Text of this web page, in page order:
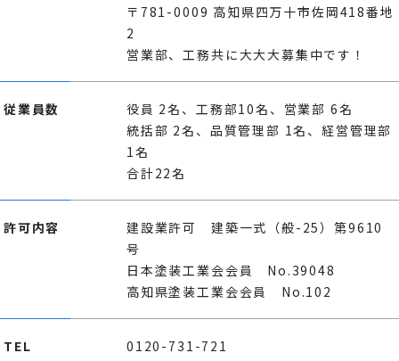
〒781-0009 高知県四万十市佐岡418番地
2
営業部、工務共に大大大募集中です！
従業員数
役員 2名、工務部10名、営業部 6名
統括部 2名、品質管理部 1名、経営管理部
1名
合計22名
許可内容
建設業許可 建築一式（般-25）第9610
号
日本塗装工業会会員 No.39048
高知県塗装工業会会員 No.102
TEL 0120-731-721